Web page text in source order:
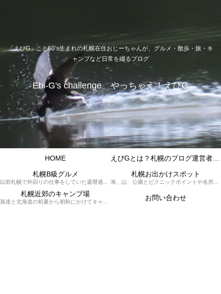
「えびG」こと60’s生まれの札幌在住おじーちゃんが、グルメ・散歩・旅・キ
ャンプなど日常を綴るブログ
Ebi-G's challenge やっちゃえ！えびG
HOME
札幌B級グルメ
以前札幌で外回りの仕事をしていた還暦過ぎブロガー「えびG」がランチ（サラリーマンランチ、サラメシ）を中心に、おそば、ラーメン、中華、日替わりランチを「札幌Bグルメ」と題してレポートしているブログカテゴリーのページです。現在は定年後の再雇用で札幌中とはいかなまでも会社の近くのすすきの界隈や家のある札幌市南区を中心に徘徊しております。
札幌お出かけスポット
海、山、公園とピクニックポイントや名所、旧跡などなど、、、、、札幌はもとより郊外の無理なく日帰りでいって帰ってこれるお出かけスポットを孫っち達（小学５、３年生、幼稚園年長さんの３人）とえびGがお出かけをして紹介しているページです。
札幌近郊のキャンプ場
孫達と北海道の初夏から初秋にかけてキャンプに出かけます。キャンプ場情報だったり料理だったり花火や遊びに虫取りとまさに「やっちゃえ！えびG」やりたい放題のブログです。 お問い合わせ